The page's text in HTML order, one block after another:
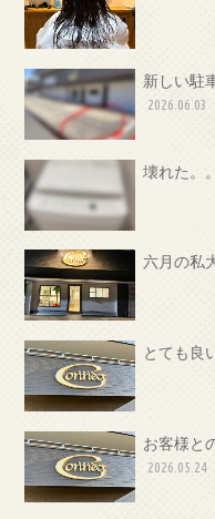
新しい駐
2026.06.03
壊れた。
六月の私
とても良
お客様と
2026.05.24